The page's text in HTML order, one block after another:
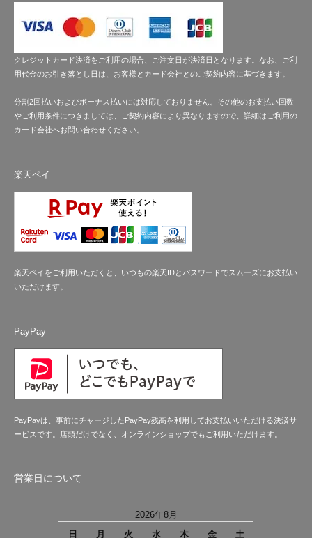
クレジットカード決済をご利用の場合、ご注文日が決済日となります。なお、ご利
用代金のお引き落とし日は、お客様とカード会社とのご契約内容に基づきます。
分割2回払いおよびボーナス払いには対応しておりません。その他のお支払い回数
やご利用条件につきましては、ご契約内容により異なりますので、詳細はご利用の
カード会社へお問い合わせください。
楽天ペイ
楽天ペイをご利用いただくと、いつもの楽天IDとパスワードでスムーズにお支払い
いただけます。
PayPay
PayPayは、事前にチャージしたPayPay残高を利用してお支払いいただける決済サ
ービスです。店頭だけでなく、オンラインショップでもご利用いただけます。
営業日について
2026年8月
日
月 火 水 木 金 土